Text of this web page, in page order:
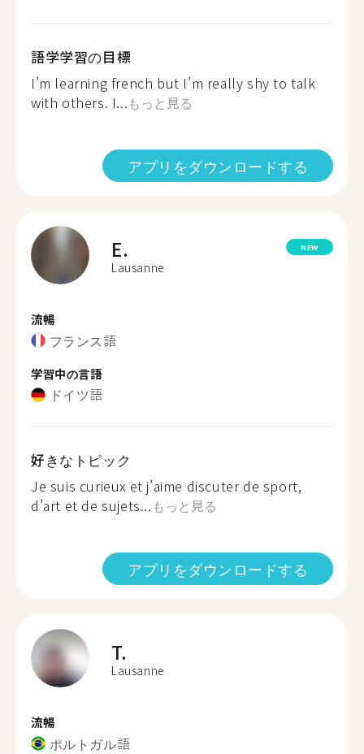
語学学習の目標
I’m learning french but I’m really shy to talk
with others. I...もっと見る
アプリをダウンロードする
E.
Lausanne
NEW
流暢
フランス語
学習中の言語
ドイツ語
好きなトピック
Je suis curieux et j’aime discuter de sport,
d’art et de sujets... もっと見る
アプリをダウンロードする
T.
Lausanne
流暢
ポルトガル語